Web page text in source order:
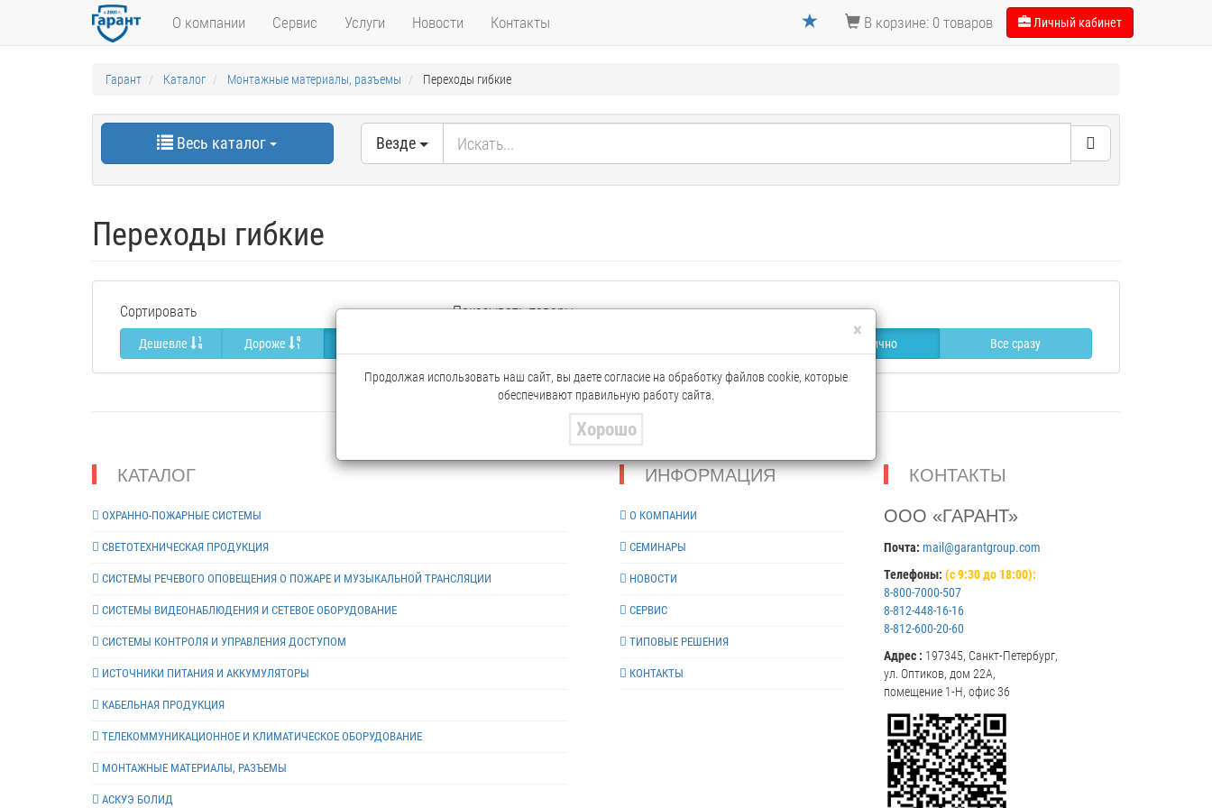
О компании Сервис Услуги Новости Контакты В корзине: 0 товаров Личный кабинет
Гарант Каталог Монтажные материалы, разъемы Переходы гибкие
Весь каталог Везде
Переходы гибкие
Сортировать
Дешевле Дороже
Показывать товары
Постранично Все сразу
КАТАЛОГ
ОХРАННО-ПОЖАРНЫЕ СИСТЕМЫ
СВЕТОТЕХНИЧЕСКАЯ ПРОДУКЦИЯ
СИСТЕМЫ РЕЧЕВОГО ОПОВЕЩЕНИЯ О ПОЖАРЕ И МУЗЫКАЛЬНОЙ ТРАНСЛЯЦИИ
СИСТЕМЫ ВИДЕОНАБЛЮДЕНИЯ И СЕТЕВОЕ ОБОРУДОВАНИЕ
СИСТЕМЫ КОНТРОЛЯ И УПРАВЛЕНИЯ ДОСТУПОМ
ИСТОЧНИКИ ПИТАНИЯ И АККУМУЛЯТОРЫ
КАБЕЛЬНАЯ ПРОДУКЦИЯ
ТЕЛЕКОММУНИКАЦИОННОЕ И КЛИМАТИЧЕСКОЕ ОБОРУДОВАНИЕ
МОНТАЖНЫЕ МАТЕРИАЛЫ, РАЗЪЕМЫ
АСКУЭ БОЛИД
ИНФОРМАЦИЯ
О КОМПАНИИ
СЕМИНАРЫ
НОВОСТИ
СЕРВИС
ТИПОВЫЕ РЕШЕНИЯ
КОНТАКТЫ
КОНТАКТЫ
ООО «ГАРАНТ»
Почта: mail@garantgroup.com
Телефоны: (с 9:30 до 18:00):
8-800-7000-507
8-812-448-16-16
8-812-600-20-60
Адрес : 197345, Санкт-Петербург,
ул. Оптиков, дом 22А,
помещение 1-Н, офис 36
×
Продолжая использовать наш сайт, вы даете согласие на обработку файлов cookie, которые
обеспечивают правильную работу сайта.
Хорошо